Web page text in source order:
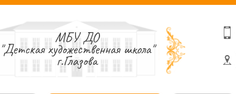
МБУ ДО
"Детская художественная школа"
г.Глазова